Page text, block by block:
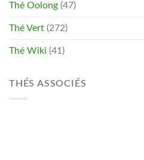
Thé Oolong (47)
Thé Vert (272)
Thé Wiki (41)
THÉS ASSOCIÉS